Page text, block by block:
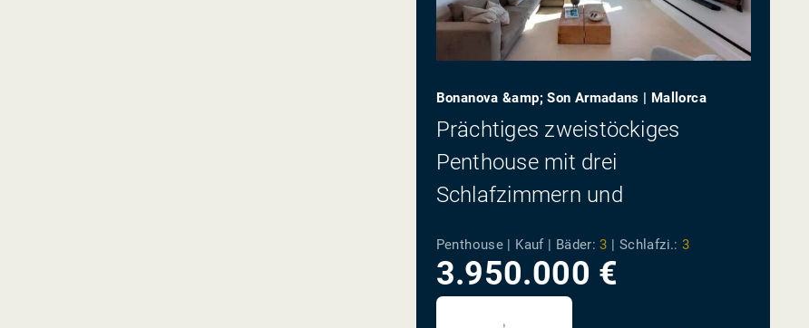
Bonanova &amp; Son Armadans | Mallorca
Prächtiges zweistöckiges
Penthouse mit drei
Schlafzimmern und
Panoramablick auf Palma und...
Penthouse | Kauf | Bäder: 3 Schlafzi.: 3
3.950.000 €